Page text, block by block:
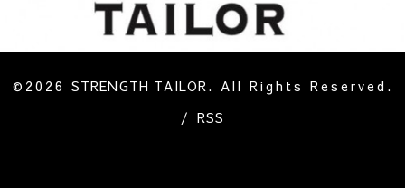
©2026 STRENGTH TAILOR. All Rights Reserved.
/ RSS